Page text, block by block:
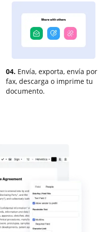
04. Envía, exporta, envía por
fax, descarga o imprime tu
documento.